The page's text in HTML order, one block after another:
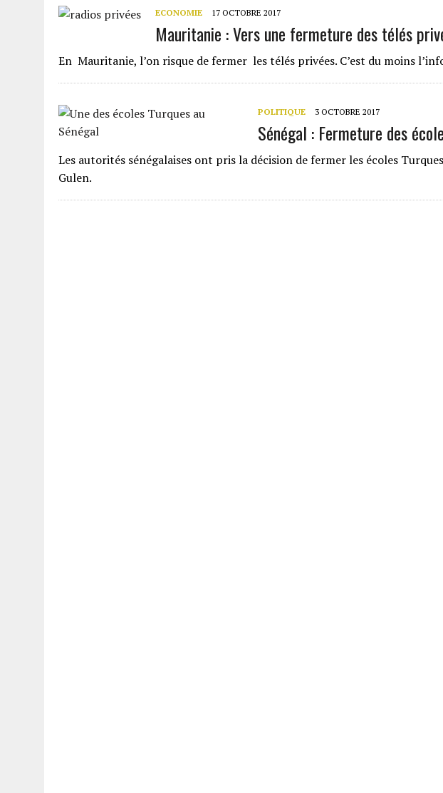
ECONOMIE 17 OCTOBRE 2017
Mauritanie : Vers une fermeture des télés
En Mauritanie, l’on risque de fermer les télés privées. C’est du moins
POLITIQUE 3 OCTOBRE 2017
Sénégal : Fermeture des
Les autorités sénégalaises ont pris la décision de fermer les écoles
Gulen.